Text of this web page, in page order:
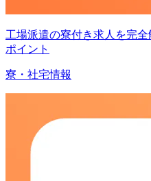
工場派遣の寮付き求人を完
ポイント
寮・社宅情報